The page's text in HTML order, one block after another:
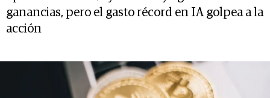
ganancias, pero el gasto récord en IA golpea a la
acción